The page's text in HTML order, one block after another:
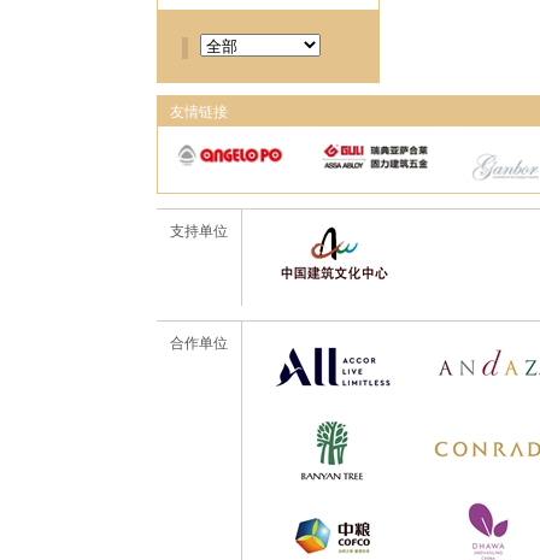
友情链接
支持单位
合作单位